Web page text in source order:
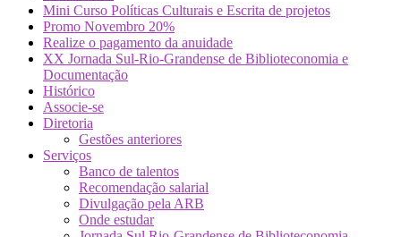
Mini Curso Políticas Culturais e Escrita de projetos
Promo Novembro 20%
Realize o pagamento da anuidade
XX Jornada Sul-Rio-Grandense de Biblioteconomia e
Documentação
Histórico
Associe-se
Diretoria
Gestões anteriores
Serviços
Banco de talentos
Recomendação salarial
Divulgação pela ARB
Onde estudar